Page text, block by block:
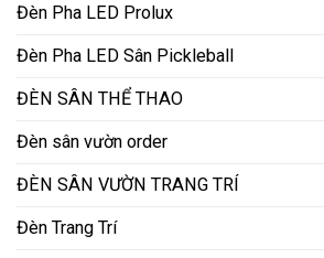
Đèn Pha LED Prolux
Đèn Pha LED Sân Pickleball
ĐÈN SÂN THỂ THAO
Đèn sân vườn order
ĐÈN SÂN VƯỜN TRANG TRÍ
Đèn Trang Trí